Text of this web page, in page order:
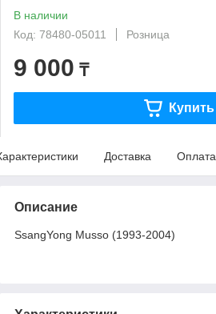
В наличии
Код: 78480-05011
Розница
9 000 ₸
Купить
Доставка Оплата
Описание
SsangYong Musso (1993-2004)